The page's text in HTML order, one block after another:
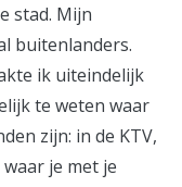
stad. Mijn
buitenlanders.
ik uiteindelijk
te weten waar
zijn: in de KTV,
je met je